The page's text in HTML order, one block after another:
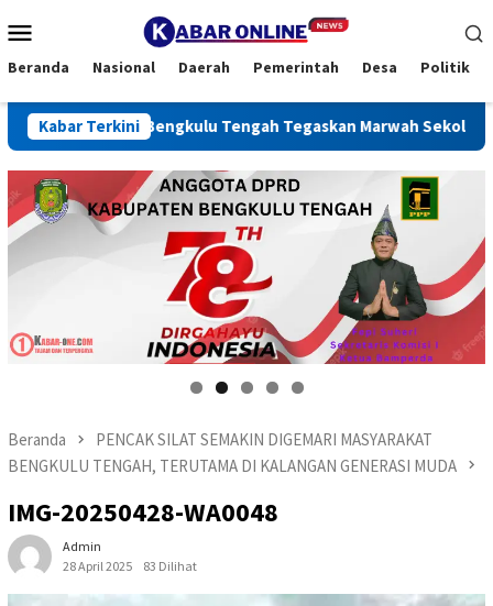
ke
Mobile
Beranda Nasional Daerah Pemerintah Desa Politik
Kabar Terkini
Bupati Bengkulu Tengah Tegaskan Marwah Sekolah Harus
Beranda
PENCAK SILAT SEMAKIN DIGEMARI MASYARAKAT
BENGKULU TENGAH, TERUTAMA DI KALANGAN GENERASI MUDA
IMG-20250428-WA0048
Admin
28 April 2025
83 Dilihat